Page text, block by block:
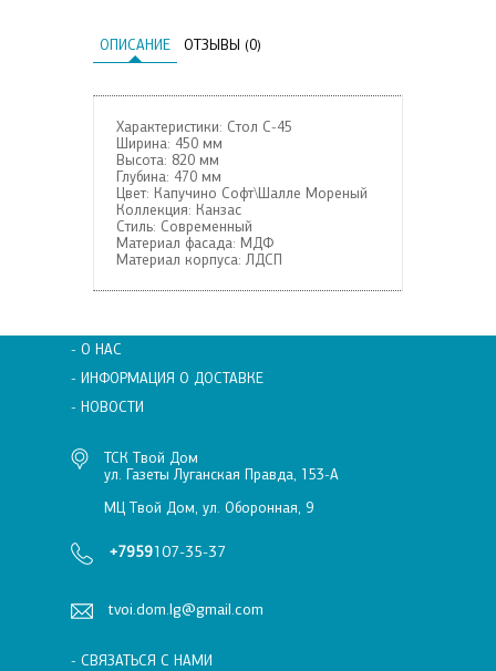
ОПИСАНИЕ ОТЗЫВЫ (0)
Характеристики: Стол С-45
Ширина: 450 мм
Высота: 820 мм
Глубина: 470 мм
Цвет: Капучино Софт\Шалле Мореный
Коллекция: Канзас
Стиль: Современный
Материал фасада: МДФ
Материал корпуса: ЛДСП
- О НАС
- ИНФОРМАЦИЯ О ДОСТАВКЕ
- НОВОСТИ
ТСК Твой Дом
ул. Газеты Луганская Правда, 153-А
МЦ Твой Дом, ул. Оборонная, 9
+7959107-35-37
tvoi.dom.lg@gmail.com
- СВЯЗАТЬСЯ С НАМИ